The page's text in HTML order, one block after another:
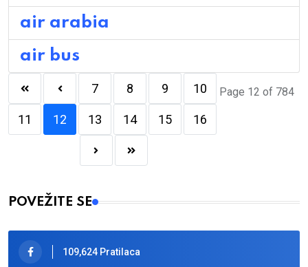
air arabia
air bus
Page 12 of 784
7 8 9 10
11 12 13 14 15 16
POVEŽITE SE
109,624 Pratilaca